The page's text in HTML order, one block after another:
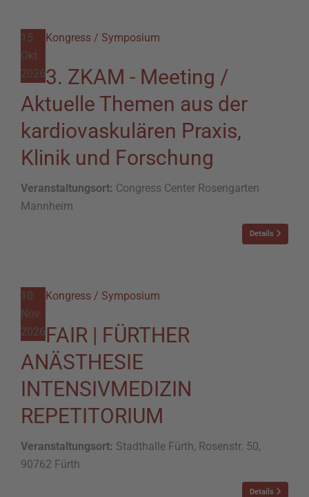
15
Okt.
2026
Kongress / Symposium
3. ZKAM - Meeting /
Aktuelle Themen aus der
kardiovaskulären Praxis,
Klinik und Forschung
Veranstaltungsort: Congress Center Rosengarten
Mannheim
Details
10
Nov.
2026
Kongress / Symposium
FAIR | FÜRTHER
ANÄSTHESIE
INTENSIVMEDIZIN
REPETITORIUM
Veranstaltungsort: Stadthalle Fürth, Rosenstr. 50,
90762 Fürth
Details